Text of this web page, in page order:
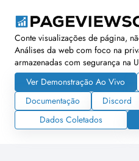
Conte visualizações de página,
Análises da web com foco na
armazenadas com segurança na
Ver Demonstração Ao Vivo
Documentação
Discord
Dados Coletados